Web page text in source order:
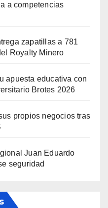
a competencias
zapatillas a 781
Royalty Minero
apuesta educativa con
Brotes 2026
propios negocios tras
Juan Eduardo
seguridad